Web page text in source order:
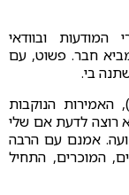
ובוודאי
חבר. פשוט, עם
בי.
הנוקבות
רוצה לדעת אם שלי
אמנם עם הרבה
המוכרים, התחיל